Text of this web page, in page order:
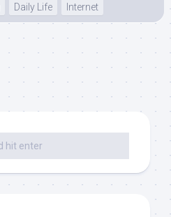
Daily Life Internet